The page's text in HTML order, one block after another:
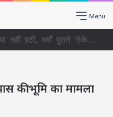
Menu
सिकासार से सिर्फ कानूनी बाधा नहीं हटी, वर्षों पुराने ‘ठेकेदारी तंत्र’ पर भी खड़ा हुआ बड़ा सवाल
की भूमि का मामला